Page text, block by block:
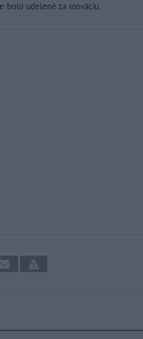
bolo udelené za inováciu.